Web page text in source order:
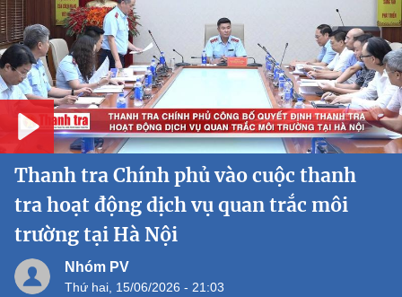
Play
Thanh tra Chính phủ vào cuộc thanh
tra hoạt động dịch vụ quan trắc môi
trường tại Hà Nội
Nhóm PV
Thứ hai, 15/06/2026 - 21:03